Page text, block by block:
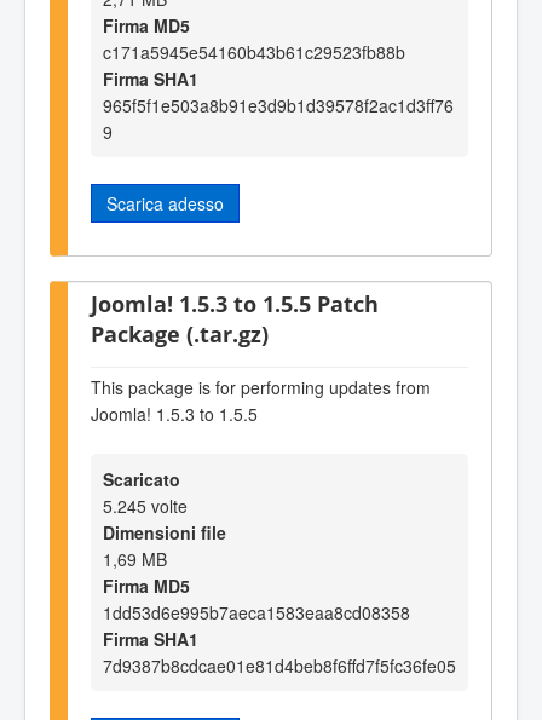
Firma MD5
c171a5945e54160b43b61c29523fb88b
Firma SHA1
965f5f1e503a8b91e3d9b1d39578f2ac1d3ff76
9
Scarica adesso
Joomla! 1.5.3 to 1.5.5 Patch
Package (.tar.gz)
This package is for performing updates from
Joomla! 1.5.3 to 1.5.5
Scaricato
5.245 volte
Dimensioni file
1,69 MB
Firma MD5
1dd53d6e995b7aeca1583eaa8cd08358
Firma SHA1
7d9387b8cdcae01e81d4beb8f6ffd7f5fc36fe05